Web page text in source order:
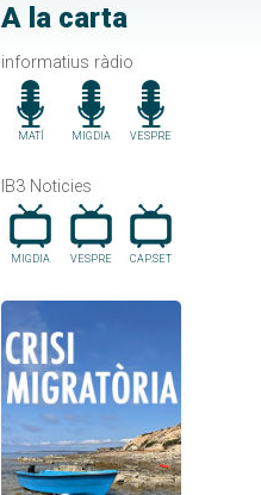
A la carta
informatius ràdio
MATÍ MIGDIA VESPRE
IB3 Noticies
MIGDIA VESPRE CAP.SET